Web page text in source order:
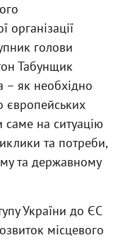
організації
голови
Табунщик
– як необхідно
європейських
саме на ситуацію
та потреби,
та державному
України до ЄС
місцевого